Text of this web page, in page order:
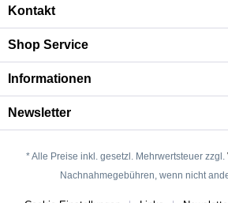
Kontakt
Shop Service
Informationen
Newsletter
* Alle Preise inkl. gesetzl. Mehrwertsteuer zzgl.
Nachnahmegebühren, wenn nicht